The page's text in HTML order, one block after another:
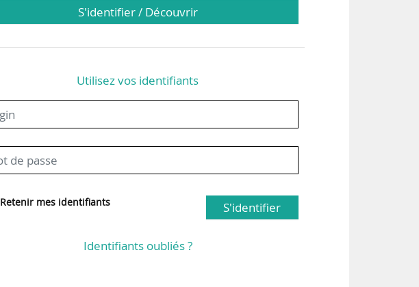
S'identifier / Découvrir
Utilisez vos identifiants
Retenir mes identifiants S'identifier
Identifiants oubliés ?